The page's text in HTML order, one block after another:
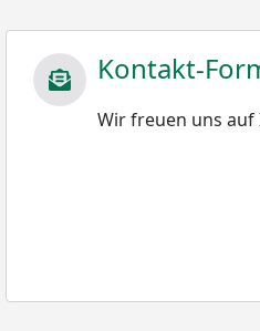
Kontakt-
Wir freuen uns